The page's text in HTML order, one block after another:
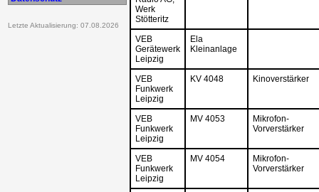
Letzte Aktualisierung: 07.08.2026
Werk
Stötteritz
VEB
Gerätewerk
Leipzig
Ela
Kleinanlage
VEB
Funkwerk
Leipzig
KV 4048 Kinoverstärker
VEB
Funkwerk
Leipzig
MV 4053
Mikrofon-
Vorverstärker
VEB
Funkwerk
Leipzig
MV 4054
Mikrofon-
Vorverstärker